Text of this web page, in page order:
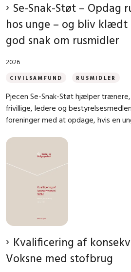
Se-Snak-Støt – Opdag
hos unge – og bliv
god snak om rusmidler
2026
CIVILSAMFUND RUSMIDLER
Pjecen Se-Snak-Støt hjælper
frivillige, ledere og
foreninger med at opdage, hvis en
Kvalificering af
Voksne med stofbrug